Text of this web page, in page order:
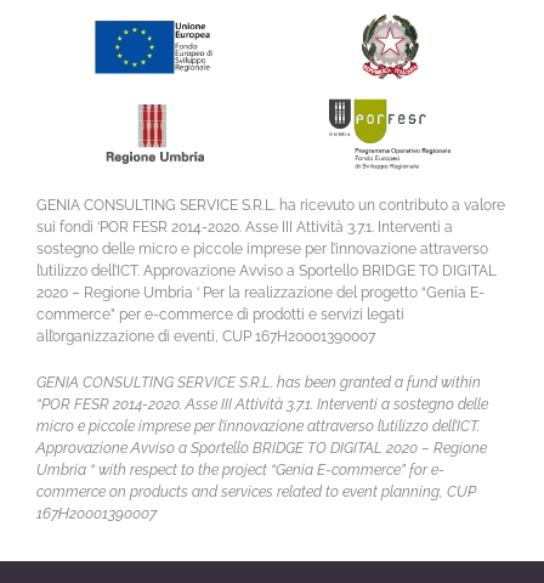
GENIA CONSULTING SERVICE S.R.L. ha ricevuto un contributo a valore
sui fondi ‘POR FESR 2014-2020. Asse III Attività 3.7.1. Interventi a
sostegno delle micro e piccole imprese per l’innovazione attraverso
l’utilizzo dell’ICT. Approvazione Avviso a Sportello BRIDGE TO DIGITAL
2020 – Regione Umbria ‘ Per la realizzazione del progetto “Genia E-
commerce” per e-commerce di prodotti e servizi legati
all’organizzazione di eventi, CUP 167H20001390007
GENIA CONSULTING SERVICE S.R.L. has been granted a fund within
“POR FESR 2014-2020. Asse III Attività 3.7.1. Interventi a sostegno delle
micro e piccole imprese per l’innovazione attraverso l’utilizzo dell’ICT.
Approvazione Avviso a Sportello BRIDGE TO DIGITAL 2020 – Regione
Umbria “ with respect to the project “Genia E-commerce” for e-
commerce on products and services related to event planning, CUP
167H20001390007